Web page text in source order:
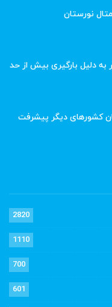
نورستان
به دلیل بارگیری بیش از حد
کشورهای دیگر پیشرفت
2820
1110
700
601